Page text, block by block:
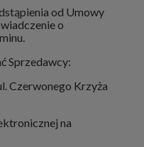
od Umowy
o
Sprzedawcy:
Czerwonego Krzyża
na